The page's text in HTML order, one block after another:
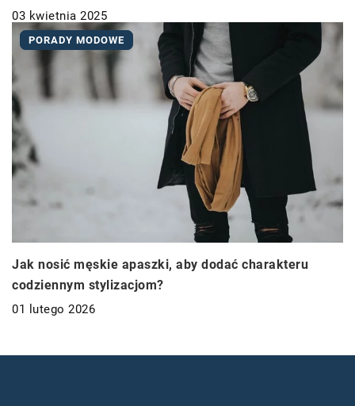
03 kwietnia 2025
PORADY MODOWE
Jak nosić męskie apaszki, aby dodać charakteru
codziennym stylizacjom?
01 lutego 2026